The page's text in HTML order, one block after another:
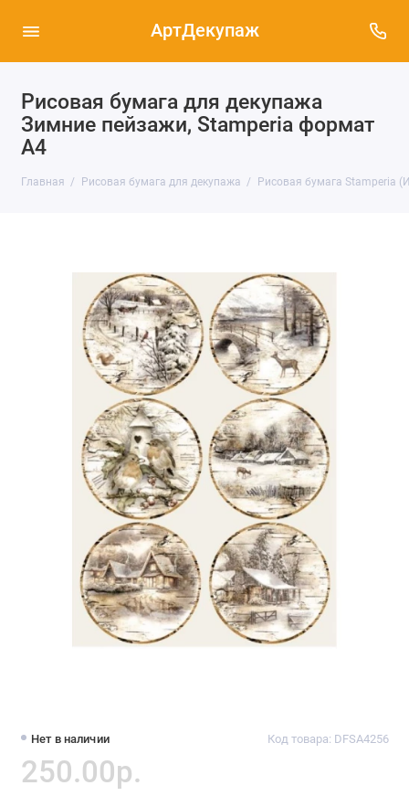
АртДекупаж
Рисовая бумага для декупажа
Зимние пейзажи, Stamperia формат
А4
Главная Рисовая бумага для декупажа Рисовая бумага Stamperia
Нет в наличии Код товара: DFSA4256
250.00р.